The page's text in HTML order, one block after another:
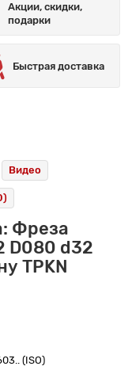
Акции, скидки,
подарки
Быстрая доставка
Видео
Фреза
D080 d32
TPKN
(ISO)